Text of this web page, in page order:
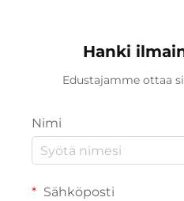
Hanki
Edustajamme ottaa
Nimi
Sähköposti